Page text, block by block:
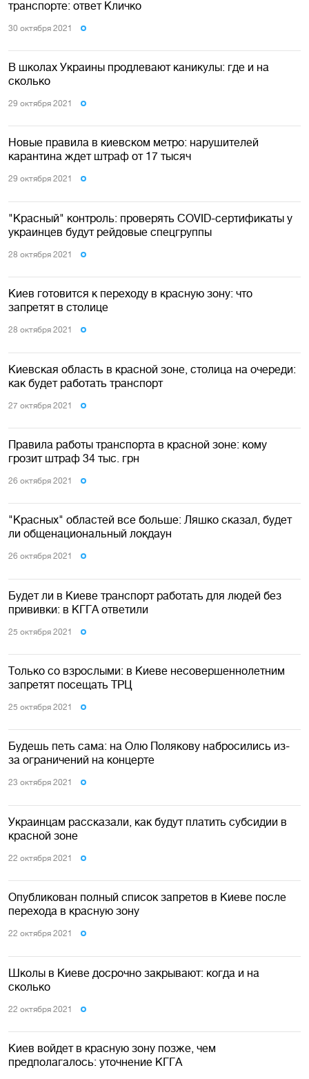
транспорте: ответ Кличко
30 октября 2021
В школах Украины продлевают каникулы: где и на
сколько
29 октября 2021
Новые правила в киевском метро: нарушителей
карантина ждет штраф от 17 тысяч
29 октября 2021
"Красный" контроль: проверять COVID-сертификаты у
украинцев будут рейдовые спецгруппы
28 октября 2021
Киев готовится к переходу в красную зону: что
запретят в столице
28 октября 2021
Киевская область в красной зоне, столица на очереди:
как будет работать транспорт
27 октября 2021
Правила работы транспорта в красной зоне: кому
грозит штраф 34 тыс. грн
26 октября 2021
"Красных" областей все больше: Ляшко сказал, будет
ли общенациональный локдаун
26 октября 2021
Будет ли в Киеве транспорт работать для людей без
прививки: в КГГА ответили
25 октября 2021
Только со взрослыми: в Киеве несовершеннолетним
запретят посещать ТРЦ
25 октября 2021
Будешь петь сама: на Олю Полякову набросились из-
за ограничений на концерте
23 октября 2021
Украинцам рассказали, как будут платить субсидии в
красной зоне
22 октября 2021
Опубликован полный список запретов в Киеве после
перехода в красную зону
22 октября 2021
Школы в Киеве досрочно закрывают: когда и на
сколько
22 октября 2021
Киев войдет в красную зону позже, чем
предполагалось: уточнение КГГА